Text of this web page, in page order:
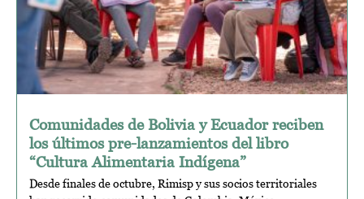
Comunidades de Bolivia y Ecuador reciben
los últimos pre-lanzamientos del libro
“Cultura Alimentaria Indígena”
Desde finales de octubre, Rimisp y sus socios territoriales